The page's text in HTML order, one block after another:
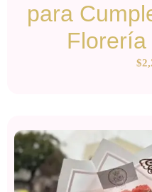
para
Florería
$